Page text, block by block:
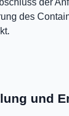
der
des
und